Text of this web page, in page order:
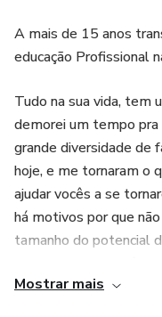
A mais de 15 anos
educação Profissional
Tudo na sua vida, tem
demorei um tempo pra
grande diversidade de
hoje, e me tornaram o
ajudar vocês a se
há motivos por que
tamanho do potencial
viu. Eu estou me
Mostrar mais